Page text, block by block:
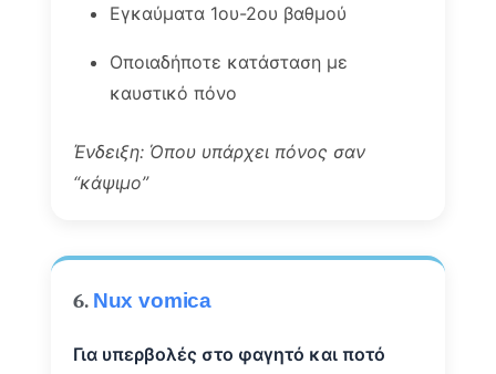
Εγκαύματα 1ου-2ου βαθμού
Οποιαδήποτε κατάσταση με
καυστικό πόνο
Ένδειξη: Όπου υπάρχει πόνος σαν
“κάψιμο”
6. Nux vomica
Για υπερβολές στο φαγητό και ποτό